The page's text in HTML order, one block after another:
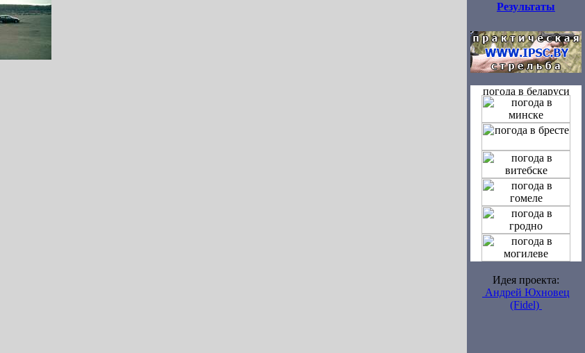
Результаты
Идея проекта:
Андрей Юхновец
(Fidel)